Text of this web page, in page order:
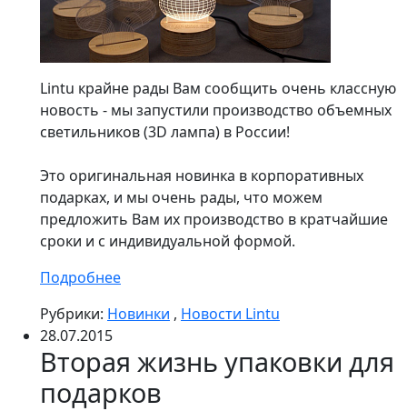
Lintu крайне рады Вам сообщить очень классную
новость - мы запустили производство объемных
светильников (3D лампа) в России!
Это оригинальная новинка в корпоративных
подарках, и мы очень рады, что можем
предложить Вам их производство в кратчайшие
сроки и с индивидуальной формой.
Подробнее
Рубрики: Новинки , Новости Lintu
28.07.2015
Вторая жизнь упаковки для
подарков